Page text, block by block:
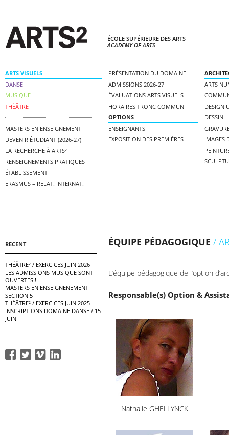
ÉCOLE SUPÉRIEURE DES ARTS
ACADEMY OF ARTS
ARTS VISUELS
PRÉSENTATION DU DOMAINE
ADMISSIONS 2026-27
ÉVALUATIONS ARTS VISUELS
HORAIRES TRONC COMMUN
OPTIONS
ARTS
DESIGN
DESSIN
IMAGES
ENSEIGNANTS
EXPOSITION DES PREMIÈRES
DANSE
MUSIQUE
THÉÂTRE
MASTERS EN ENSEIGNEMENT
DEVENIR ÉTUDIANT (2026-27)
LA RECHERCHE À ARTS²
RENSEIGNEMENTS PRATIQUES
ÉTABLISSEMENT
ERASMUS – RELAT. INTERNAT.
RECENT
THÉÂTRE² / EXERCICES JUIN 2026
LES ADMISSIONS MUSIQUE SONT
OUVERTES !
MASTERS EN ENSEIGNENEMENT
SECTION 5
THÉÂTRE² / EXERCICES JUIN 2025
INSCRIPTIONS DOMAINE DANSE / 15
JUIN
ÉQUIPE PÉDAGOGIQUE /
L’équipe pédagogique de l’option
Responsable(s) Option &
Nathalie GHELLYNCK